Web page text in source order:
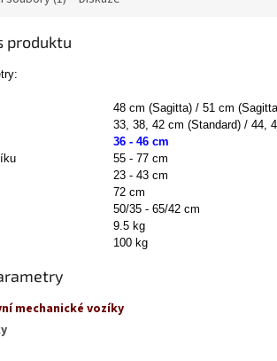
produktu
48 cm (Sagitta) / 51 cm
33, 38, 42 cm (Standard) / 44,
36 - 46 cm
55 - 77 cm
23 - 43 cm
72 cm
50/35 - 65/42 cm
9.5 kg
100 kg
mechanické vozíky